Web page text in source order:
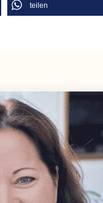
teilen